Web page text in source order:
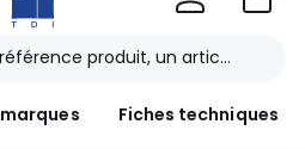
Fiches techniques